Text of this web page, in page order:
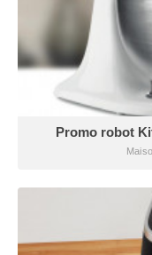
Promo robot